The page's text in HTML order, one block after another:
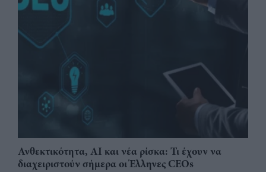
Ανθεκτικότητα, AI και νέα ρίσκα: Τι έχουν να
διαχειριστούν σήμερα οι Έλληνες CEOs